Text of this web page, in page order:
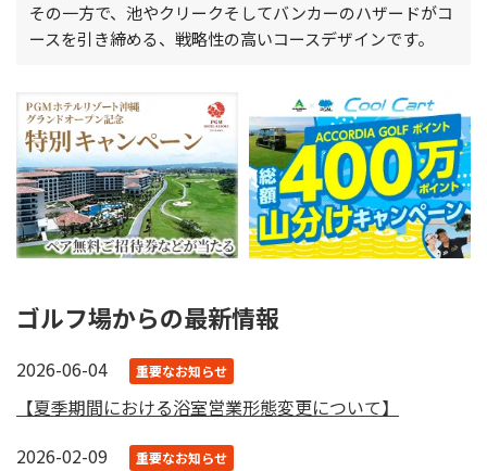
その一方で、池やクリークそしてバンカーのハザードがコ
ースを引き締める、戦略性の高いコースデザインです。
ゴルフ場からの最新情報
2026-06-04 重要なお知らせ
【夏季期間における浴室営業形態変更について】
2026-02-09
重要なお知らせ